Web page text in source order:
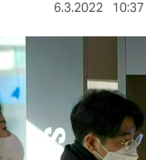
6.3.2022